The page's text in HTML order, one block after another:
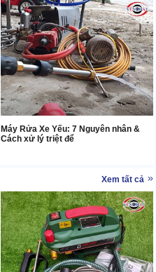
Máy Rửa Xe Yếu: 7 Nguyên nhân &
Cách xử lý triệt để
Xem tất cả